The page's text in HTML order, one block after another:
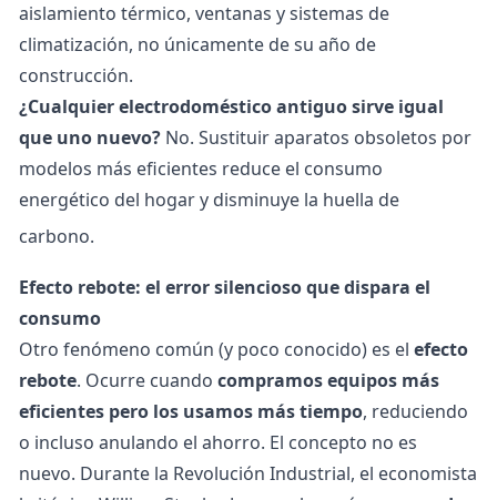
aislamiento térmico, ventanas y sistemas de
climatización, no únicamente de su año de
construcción.
¿Cualquier electrodoméstico antiguo sirve igual
que uno nuevo? No. Sustituir aparatos obsoletos por
modelos más eficientes reduce el consumo
energético del hogar y disminuye la huella de
carbono.
Efecto rebote: el error silencioso que dispara el
consumo
Otro fenómeno común (y poco conocido) es el efecto
rebote. Ocurre cuando compramos equipos más
eficientes pero los usamos más tiempo, reduciendo
o incluso anulando el ahorro. El concepto no es
nuevo. Durante la Revolución Industrial, el economista